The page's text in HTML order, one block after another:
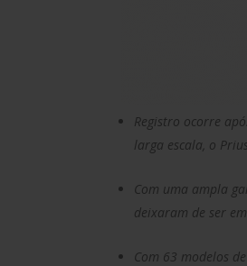
Registro ocorre
larga escala, o Prius
Com uma ampla
deixaram de ser
Com 63 modelos